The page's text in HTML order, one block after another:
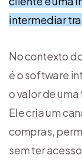
intermediar
No contexto
é o software
o valor de
Ele cria um
compras,
sem ter